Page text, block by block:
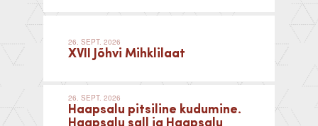
26. SEPT. 2026
XVII Jõhvi Mihklilaat
26. SEPT. 2026
Haapsalu pitsiline kudumine.
Haapsalu sall ja Haapsalu